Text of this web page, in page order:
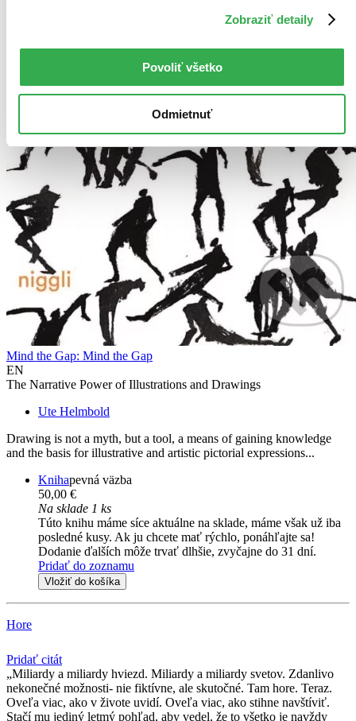
Zobraziť detaily
Povoliť všetko
Odmietnuť
Mind the Gap: Mind the Gap
EN
The Narrative Power of Illustrations and Drawings
Ute Helmbold
Drawing is not a myth, but a tool, a means of gaining knowledge
and the basis for illustrative and artistic pictorial expressions...
Knihapevná väzba
50,00 €
Na sklade 1 ks
Túto knihu máme síce aktuálne na sklade, máme však už iba
posledné kusy. Ak ju chcete mať rýchlo, ponáhľajte sa!
Dodanie ďalších môže trvať dlhšie, zvyčajne do 31 dní.
Pridať do zoznamu
Vložiť do košíka
Hore
Pridať citát
Miliardy a miliardy hviezd. Miliardy a miliardy svetov. Zdanlivo
nekonečné možnosti- nie fiktívne, ale skutočné. Tam hore. Teraz.
Oveľa viac, ako v živote uvidí. Oveľa viac, ako stihne navštíviť.
Stačí mu jediný letmý pohľad, aby vedel, že to všetko je navždy